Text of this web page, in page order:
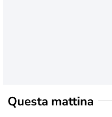
Questa mattina